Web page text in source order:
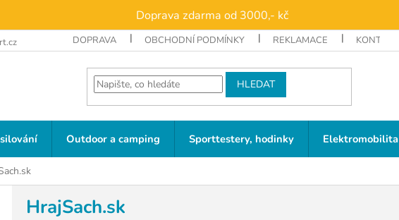
Doprava zdarma od 3000,- kč
DOPRAVA OBCHODNÍ PODMÍNKY REKLAMACE KONTAKTY
HLEDAT
Outdoor a camping Sporttestery, hodinky Elektromobilita
HrajSach.sk